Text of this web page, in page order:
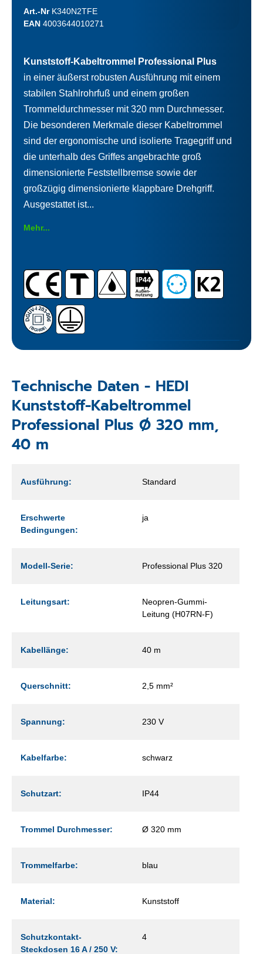
Art.-Nr K340N2TFE
EAN 4003644010271
Kunststoff-Kabeltrommel Professional Plus
in einer äußerst robusten Ausführung mit einem
stabilen Stahlrohrfuß und einem großen
Trommeldurchmesser mit 320 mm Durchmesser.
Die besonderen Merkmale dieser Kabeltrommel
sind der ergonomische und isolierte Tragegriff und
die unterhalb des Griffes angebrachte groß
dimensionierte Feststellbremse sowie der
großzügig dimensionierte klappbare Drehgriff.
Ausgestattet ist...
Mehr...
Technische Daten - HEDI
Kunststoff-Kabeltrommel
Professional Plus Ø 320 mm,
40 m
Ausführung: Standard
Erschwerte
Bedingungen:
ja
Modell-Serie: Professional Plus 320
Leitungsart:
Neopren-Gummi-
Leitung (H07RN-F)
Kabellänge: 40 m
Querschnitt: 2,5 mm²
Spannung: 230 V
Kabelfarbe: schwarz
Schutzart: IP44
Trommel Durchmesser: Ø 320 mm
Trommelfarbe: blau
Material: Kunststoff
Schutzkontakt-
Steckdosen 16 A / 250 V:
4